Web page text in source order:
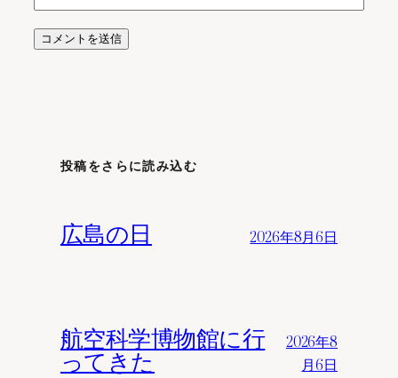
投稿をさらに読み込む
広島の日 2026年8月6日
航空科学博物館に行
ってきた
2026年8
月6日